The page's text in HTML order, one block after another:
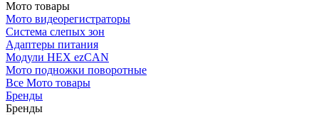
Мото товары
Мото видеорегистраторы
Система слепых зон
Адаптеры питания
Модули HEX ezCAN
Мото подножки поворотные
Все Мото товары
Бренды
Бренды